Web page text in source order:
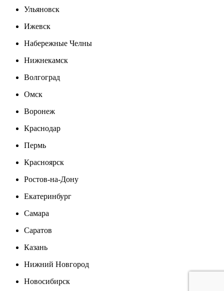
Ульяновск
Ижевск
Набережные Челны
Нижнекамск
Волгоград
Омск
Воронеж
Краснодар
Пермь
Красноярск
Ростов-на-Дону
Екатеринбург
Самара
Саратов
Казань
Нижний Новгород
Новосибирск